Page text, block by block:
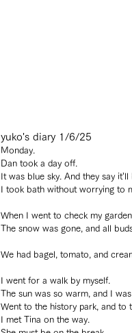
yuko's diary 1/6/25
Monday.
Dan took a day off.
It was blue sky. And they say
I took bath without worrying to
When I went to check my
The snow was gone, and all
We had bagel, tomato, and
I went for a walk by myself.
The sun was so warm, and I
Went to the history park, and to
I met Tina on the way.